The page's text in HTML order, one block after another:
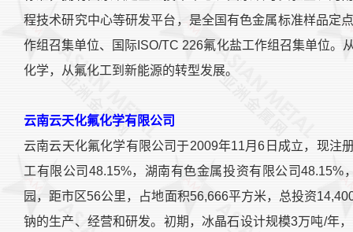
程技术研究中心等研发平台，是全国有色金属标准样品定
作组召集单位、国际ISO/TC 226氟化盐工作组召集单位。
化学，从氟化工到新能源的转型发展。
云南云天化氟化学有限公司
云南云天化氟化学有限公司于2009年11月6日成立，现注
工有限公司48.15%，湖南有色金属投资有限公司
园，距市区56公里，占地面积56,666平方米，总投资
钠的生产、经营和研发。初期，冰晶石设计规模3万吨/年